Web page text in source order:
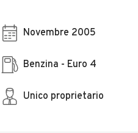
Novembre 2005
Benzina - Euro 4
Unico proprietario